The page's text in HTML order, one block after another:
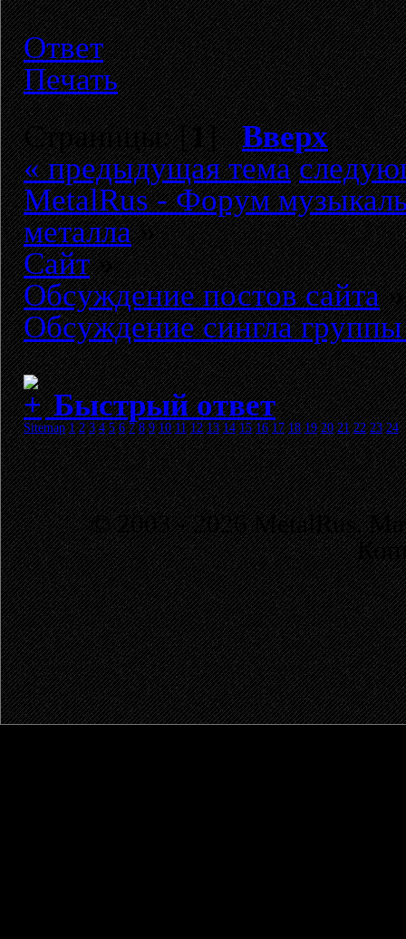
Ответ
Печать
Страницы: [1]Вверх
« предыдущая тема
MetalRus - Форум
металла»
Сайт»
Обсуждение постов сайта»
Обсуждение сингла
Быстрый ответ
Sitemap 1 2 3 4 5 6 7 8 9 10 11 12 13 14 15 16 17 18 19 20 21 22 23 24
© 2003 - 2026 MetalRus.